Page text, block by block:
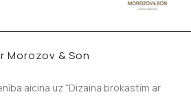
Morozov & Son
aicina uz “Dizaina brokastīm ar